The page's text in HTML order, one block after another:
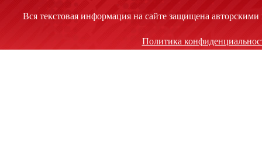
Вся текстовая информация на сайте защищена
Политика